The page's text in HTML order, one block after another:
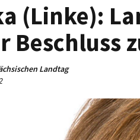
(Linke):
Beschluss
Landtag